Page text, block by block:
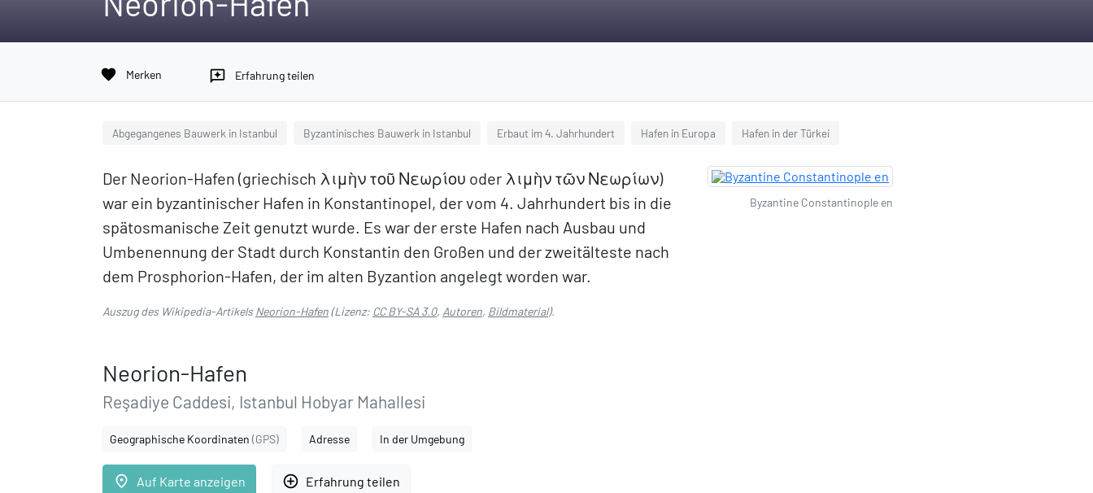
favorite Merken reviews Erfahrung teilen
Abgegangenes Bauwerk in Istanbul Byzantinisches Bauwerk in Istanbul Erbaut im 4. Jahrhundert Hafen in Europa Hafen in der Türkei
Der Neorion-Hafen (griechisch λιμὴν τοῦ Νεωρίου oder λιμὴν τῶν Νεωρίων)
war ein byzantinischer Hafen in Konstantinopel, der vom 4. Jahrhundert bis in die
spätosmanische Zeit genutzt wurde. Es war der erste Hafen nach Ausbau und
Umbenennung der Stadt durch Konstantin den Großen und der zweitälteste nach
dem Prosphorion-Hafen, der im alten Byzantion angelegt worden war.
Auszug des Wikipedia-ArtikelsNeorion-Hafen(Lizenz: CC BY-SA 3.0, Autoren, Bildmaterial).
Neorion-Hafen
Reşadiye Caddesi, Istanbul Hobyar Mahallesi
Geographische Koordinaten (GPS) Adresse In der Umgebung
place Auf Karte anzeigen add_circle_outline Erfahrung teilen
Byzantine Constantinople en